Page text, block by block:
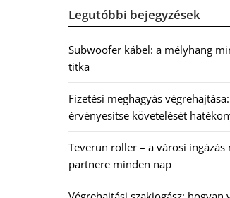
Legutóbbi bejegyzések
Subwoofer kábel: a mélyhang
titka
Fizetési meghagyás
érvényesítse követelését
Teverun roller – a városi ingázás
partnere minden nap